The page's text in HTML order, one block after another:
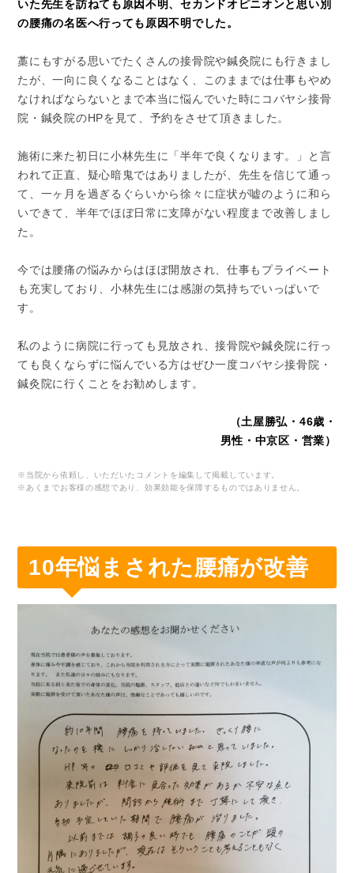
いた先生を訪ねても原因不明、セカンドオピニオンと思い別
の腰痛の名医へ行っても原因不明でした。
藁にもすがる思いでたくさんの接骨院や鍼灸院にも行きまし
たが、一向に良くなることはなく、このままでは仕事もやめ
なければならないとまで本当に悩んでいた時にコバヤシ接骨
院・鍼灸院のHPを見て、予約をさせて頂きました。
施術に来た初日に小林先生に「半年で良くなります。」と言
われて正直、疑心暗鬼ではありましたが、先生を信じて通っ
て、一ヶ月を過ぎるぐらいから徐々に症状が嘘のように和ら
いできて、半年でほぼ日常に支障がない程度まで改善しまし
た。
今では腰痛の悩みからはほぼ開放され、仕事もプライベート
も充実しており、小林先生には感謝の気持ちでいっぱいで
す。
私のように病院に行っても見放され、接骨院や鍼灸院に行っ
ても良くならずに悩んでいる方はぜひ一度コバヤシ接骨院・
鍼灸院に行くことをお勧めします。
（土屋勝弘・46歳・
男性・中京区・営業）
※当院から依頼し、いただいたコメントを編集して掲載しています。
※あくまでお客様の感想であり、効果効能を保障するものではありません。
10年悩まされた腰痛が改善